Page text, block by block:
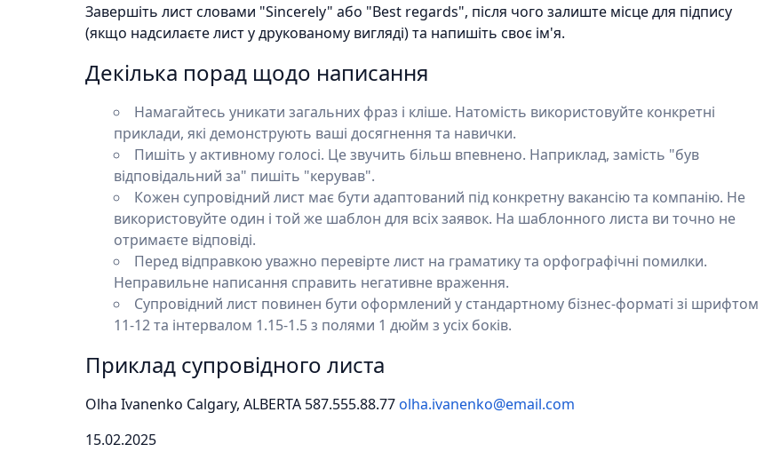
Завершіть лист словами "Sincerely" або "Best regards", після чого залиште місце для підпису
(якщо надсилаєте лист у друкованому вигляді) та напишіть своє ім'я.
Декілька порад щодо написання
Намагайтесь уникати загальних фраз і кліше. Натомість використовуйте конкретні
приклади, які демонструють ваші досягнення та навички.
Пишіть у активному голосі. Це звучить більш впевнено. Наприклад, замість "був
відповідальний за" пишіть "керував".
Кожен супровідний лист має бути адаптований під конкретну вакансію та компанію. Не
використовуйте один і той же шаблон для всіх заявок. На шаблонного листа ви точно не
отримаєте відповіді.
Перед відправкою уважно перевірте лист на граматику та орфографічні помилки.
Неправильне написання справить негативне враження.
Супровідний лист повинен бути оформлений у стандартному бізнес-форматі зі шрифтом
11-12 та інтервалом 1.15-1.5 з полями 1 дюйм з усіх боків.
Приклад супровідного листа
Olha Ivanenko Calgary, ALBERTA 587.555.88.77olha.ivanenko@email.com
15.02.2025